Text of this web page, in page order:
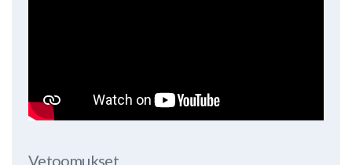
Vetoomukset